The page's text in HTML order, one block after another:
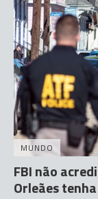
MUNDO
FBI não
Orleães